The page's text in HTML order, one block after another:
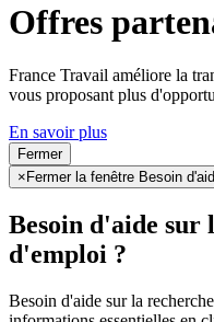
Offres
France Travail améliore la
vous proposant plus
En savoir plus
Fermer
× Fermer la fenêtre Besoin
Besoin d'aide sur
d'emploi ?
Besoin d'aide sur la